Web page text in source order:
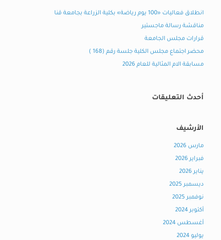
انطلاق فعاليات «100 يوم رياضة» بكلية الزراعة بجامعة قنا
مناقشة رسالة ماجستير
قرارات مجلس الجامعة
محضر اجتماع مجلس الكلية جلسة رقم (168 )
مسابقة الام المثالية للعام 2026
أحدث التعليقات
الأرشيف
مارس 2026
فبراير 2026
يناير 2026
ديسمبر 2025
نوفمبر 2025
أكتوبر 2024
أغسطس 2024
يوليو 2024